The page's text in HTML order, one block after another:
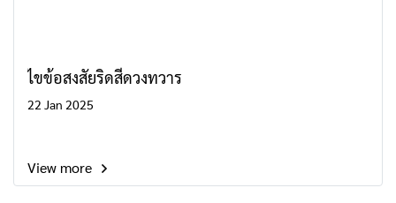
ไขข้อสงสัยริดสีดวงทวาร
22 Jan 2025
View more